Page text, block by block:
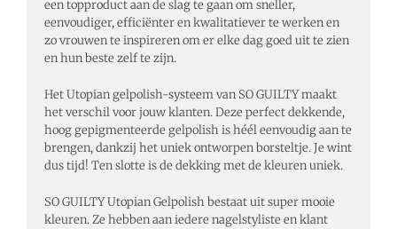
een topproduct aan de slag te gaan om sneller,
eenvoudiger, efficiënter en kwalitatiever te werken en
zo vrouwen te inspireren om er elke dag goed uit te zien
en hun beste zelf te zijn.
Het Utopian gelpolish-systeem van SO GUILTY maakt
het verschil voor jouw klanten. Deze perfect dekkende,
hoog gepigmenteerde gelpolish is héél eenvoudig aan te
brengen, dankzij het uniek ontworpen borsteltje. Je wint
dus tijd! Ten slotte is de dekking met de kleuren uniek.
SO GUILTY Utopian Gelpolish bestaat uit super mooie
kleuren. Ze hebben aan iedere nagelstyliste en klant